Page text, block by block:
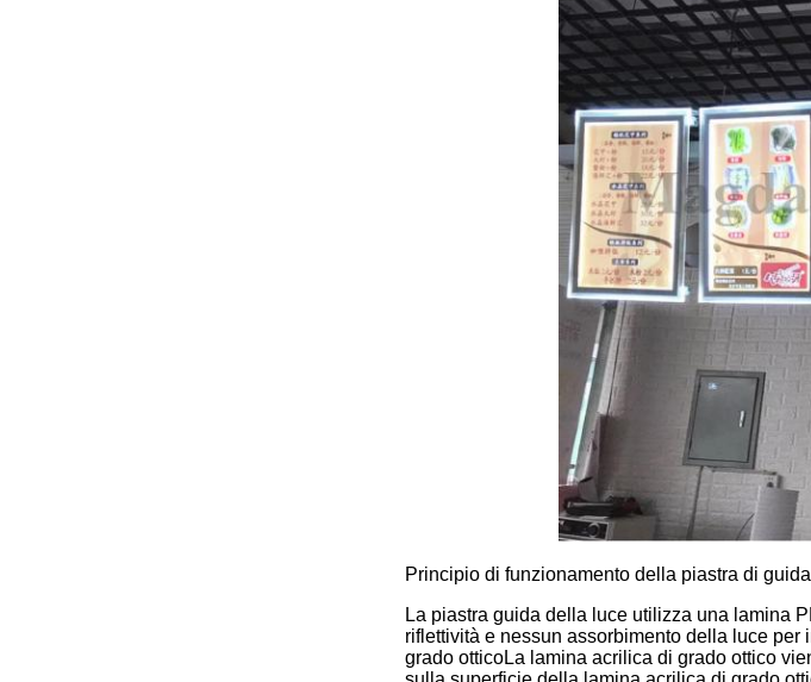
Principio di funzionamento della piastra di
La piastra guida della luce utilizza una lamina
riflettività e nessun assorbimento della luce
grado otticoLa lamina acrilica di grado ottico